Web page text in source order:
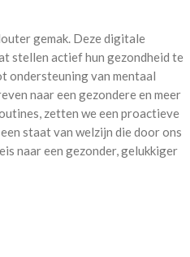
gemak. Deze digitale
stellen actief hun gezondheid te
ondersteuning van mentaal
naar een gezondere en meer
zetten we een proactieve
staat van welzijn die door ons
naar een gezonder, gelukkiger